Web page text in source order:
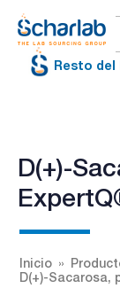
Resto del
D(+)-
Inicio
D(+)-Sacarosa,